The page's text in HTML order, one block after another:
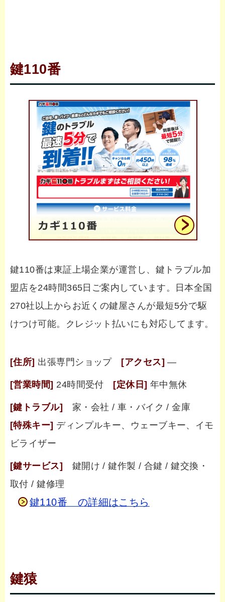
鍵110番
鍵110番は東証上場企業が運営し、鍵トラブル加
盟店を24時間365日ご案内しています。日本全国
270社以上からお近くの鍵屋さんが最短5分で駆
けつけ可能。クレジット払いにも対応してます。
[住所] 出張専門ショップ [アクセス] ―
[営業時間] 24時間受付 [定休日] 年中無休
[鍵トラブル]
家・会社 / 車・バイク / 金庫
[特殊キー] ディンプルキー、ウェーブキー、イモ
ビライザー
[鍵サービス]
鍵開け / 鍵作製 / 合鍵 / 鍵交換・
取付 / 鍵修理
鍵110番 の詳細はこちら
鍵猿